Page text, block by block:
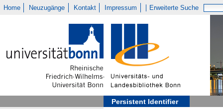
Home Neuzugänge Kontakt Impressum Erweiterte Suche
Persistent Identifier